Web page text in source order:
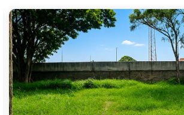
Materiais/Equipamentos
Sucata Ferrosa
Veículos
Ambulância
Caminhonetes
Carros
Máquina Varredeira
Judiciais Extrajudiciais
Faixa de valor
R$ R$